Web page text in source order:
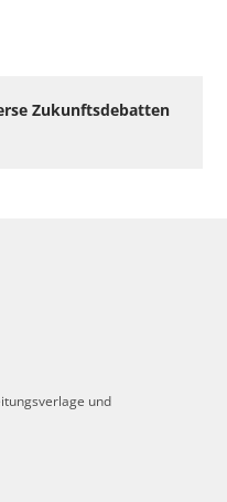
Zukunftsdebatten
und